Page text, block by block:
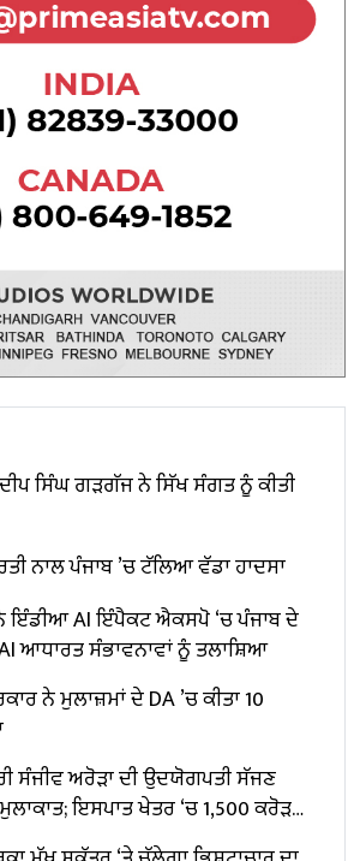
ਸਿੰਘ ਗੜਗੱਜ ਨੇ ਸਿੱਖ ਸੰਗਤ ਨੂੰ ਕੀਤੀ
ਨਾਲ ਪੰਜਾਬ ’ਚ ਟੱਲਿਆ ਵੱਡਾ ਹਾਦਸਾ
ਇੰਡੀਆ AI ਇੰਪੈਕਟ ਐਕਸਪੋ ‘ਚ ਪੰਜਾਬ ਦੇ
ਆਧਾਰਤ ਸੰਭਾਵਨਾਵਾਂ ਨੂੰ ਤਲਾਸ਼ਿਆ
ਨੇ ਮੁਲਾਜ਼ਮਾਂ ਦੇ DA ’ਚ ਕੀਤਾ 10
ਸੰਜੀਵ ਅਰੋੜਾ ਦੀ ਉਦਯੋਗਪਤੀ ਸੱਜਣ
ਇਸਪਾਤ ਖੇਤਰ ‘ਚ ₹1,500 ਕਰੋੜ